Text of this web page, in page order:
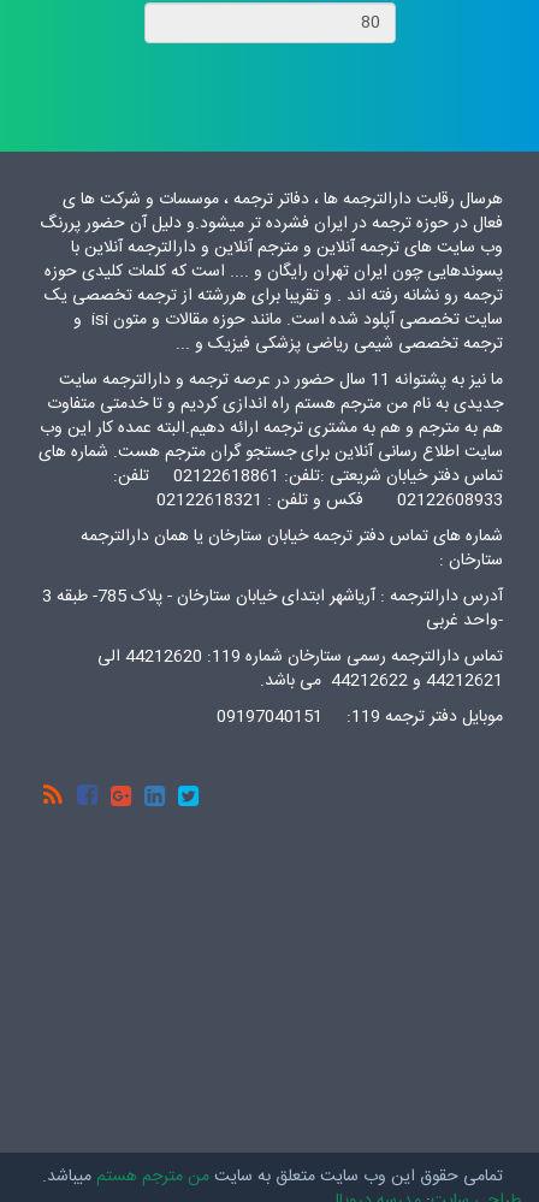
هرسال رقابت دارالترجمه ها ، دفاتر ترجمه ، موسسات و شرکت ها ی
فعال در حوزه ترجمه در ایران فشرده تر میشود.و دلیل آن حضور پررنگ
وب سایت های ترجمه آنلاین و مترجم آنلاین و دارالترجمه آنلاین با
پسوندهایی چون ایران تهران رایگان و .... است که کلمات کلیدی حوزه
ترجمه رو نشانه رفته اند . و تقریبا برای هررشته از ترجمه تخصصی یک
سایت تخصصی آپلود شده است. مانند حوزه مقالات و متون isi و
ترجمه تخصصی شیمی ریاضی پزشکی فیزیک و ...
ما نیز به پشتوانه 11 سال حضور در عرصه ترجمه و دارالترجمه سایت
جدیدی به نام من مترجم هستم راه اندازی کردیم و تا خدمتی متفاوت
هم به مترجم و هم به مشتری ترجمه ارائه دهیم.البته عمده کار این وب
سایت اطلاع رسانی آنلاین برای جستجو گران مترجم هست. شماره های
تماس دفتر خیابان شریعتی :تلفن: 02122618861 تلفن:
02122608933 فکس و تلفن : 02122618321
شماره های تماس دفتر ترجمه خیابان ستارخان یا همان دارالترجمه
ستارخان :
آدرس دارالترجمه : آریاشهر ابتدای خیابان ستارخان - پلاک 785- طبقه 3
-واحد غربی
تماس دارالترجمه رسمی ستارخان شماره 119: 44212620 الی
44212621 و 44212622 می باشد.
موبایل دفتر ترجمه 119: 09197040151
تمامی حقوق این وب سایت متعلق به سایتمن مترجم هستم میباشد.